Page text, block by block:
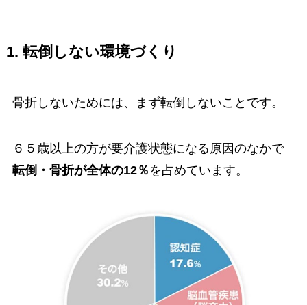
1. 転倒しない環境づくり
骨折しないためには、まず転倒しないことです。
６５歳以上の方が要介護状態になる原因のなかで
転倒・骨折が全体の12％ を占めています。